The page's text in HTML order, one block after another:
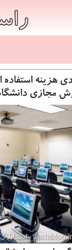
درصدی هزینه
مجازی دانشگاه